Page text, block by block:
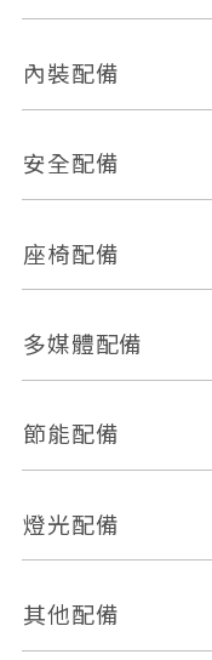
電動天窗
後視鏡方向指示燈
內裝配備
多功能方向盤
恆溫空調
安全配備
前座正面氣囊
ABS防鎖死
車道偏離警示
自動停車系統
倒車雷達
座椅配備
皮椅
多媒體配備
外部音源接入
節能配備
引擎啟閉系統
燈光配備
感應頭燈
其他配備